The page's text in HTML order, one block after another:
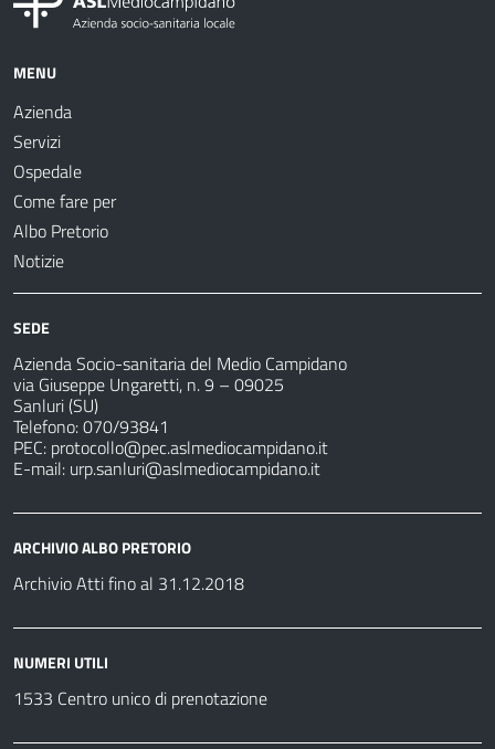
MENU
Azienda
Servizi
Ospedale
Come fare per
Albo Pretorio
Notizie
SEDE
Azienda Socio-sanitaria del Medio Campidano
via Giuseppe Ungaretti, n. 9 – 09025
Sanluri (SU)
Telefono: 070/93841
PEC: protocollo@pec.aslmediocampidano.it
E-mail: urp.sanluri@aslmediocampidano.it
ARCHIVIO ALBO PRETORIO
Archivio Atti fino al 31.12.2018
NUMERI UTILI
1533 Centro unico di prenotazione